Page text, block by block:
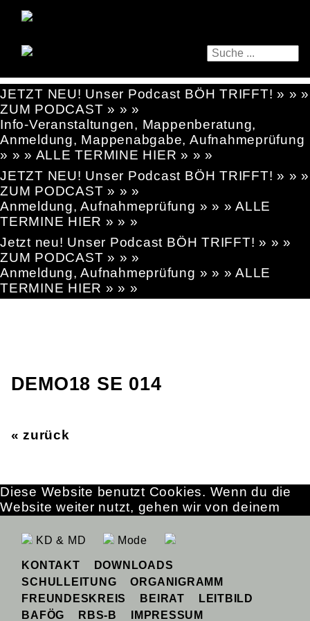
JETZT NEU! Unser Podcast BÖH TRIFFT! » » »
ZUM PODCAST » » »
Info-Veranstaltungen, Mappenberatung,
Anmeldung, Mappenabgabe, Aufnahmeprüfung
» » » ALLE TERMINE HIER » » »
JETZT NEU! Unser Podcast BÖH TRIFFT! » » »
ZUM PODCAST » » »
Anmeldung, Aufnahmeprüfung » » » ALLE
TERMINE HIER » » »
Jetzt neu! Unser Podcast BÖH TRIFFT! » » »
ZUM PODCAST » » »
Anmeldung, Aufnahmeprüfung » » » ALLE
TERMINE HIER » » »
DEMO18 SE 014
« zurück
KD & MD Mode
KONTAKT
DOWNLOADS
SCHULLEITUNG
ORGANIGRAMM
FREUNDESKREIS
BEIRAT
LEITBILD
BAFÖG
RBS-B IMPRESSUM
Diese Website benutzt Cookies. Wenn du die
Website weiter nutzt, gehen wir von deinem